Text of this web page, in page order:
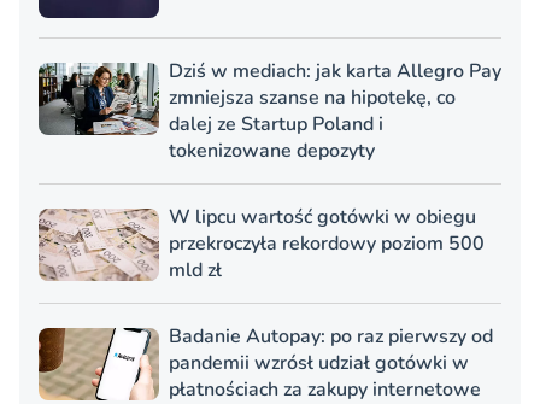
Dziś w mediach: jak karta Allegro Pay
zmniejsza szanse na hipotekę, co
dalej ze Startup Poland i
tokenizowane depozyty
W lipcu wartość gotówki w obiegu
przekroczyła rekordowy poziom 500
mld zł
Badanie Autopay: po raz pierwszy od
pandemii wzrósł udział gotówki w
płatnościach za zakupy internetowe